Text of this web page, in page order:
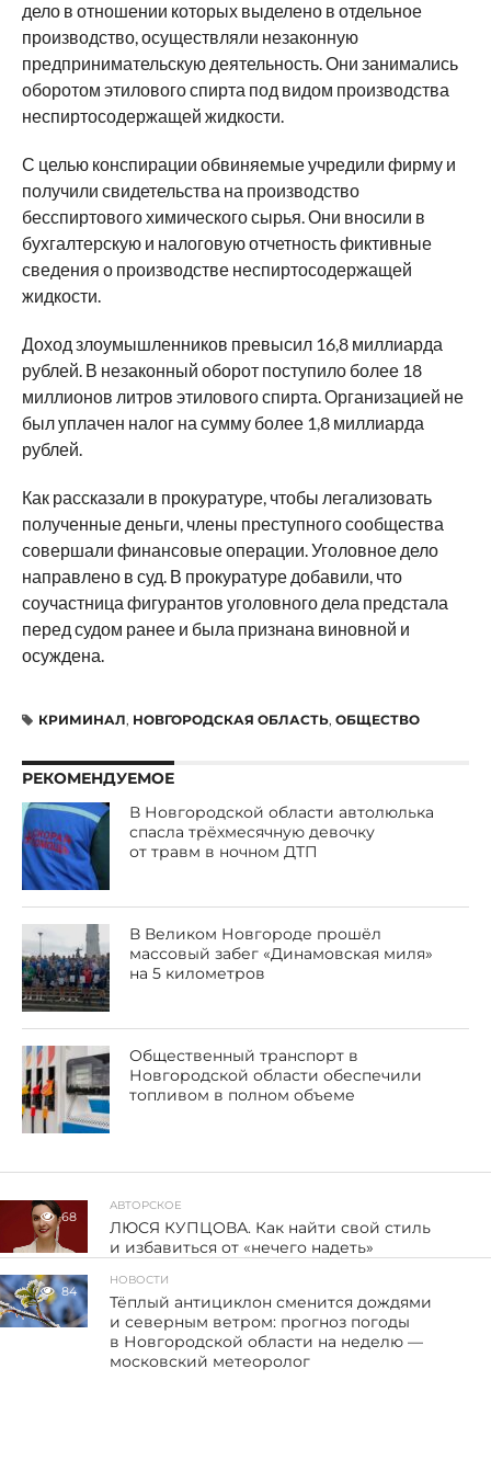
дело в отношении которых выделено в отдельное
производство, осуществляли незаконную
предпринимательскую деятельность. Они занимались
оборотом этилового спирта под видом производства
неспиртосодержащей жидкости.
С целью конспирации обвиняемые учредили фирму и
получили свидетельства на производство
бесспиртового химического сырья. Они вносили в
бухгалтерскую и налоговую отчетность фиктивные
сведения о производстве неспиртосодержащей
жидкости.
Доход злоумышленников превысил 16,8 миллиарда
рублей. В незаконный оборот поступило более 18
миллионов литров этилового спирта. Организацией не
был уплачен налог на сумму более 1,8 миллиарда
рублей.
Как рассказали в прокуратуре, чтобы легализовать
полученные деньги, члены преступного сообщества
совершали финансовые операции. Уголовное дело
направлено в суд. В прокуратуре добавили, что
соучастница фигурантов уголовного дела предстала
перед судом ранее и была признана виновной и
осуждена.
КРИМИНАЛ, НОВГОРОДСКАЯ ОБЛАСТЬ, ОБЩЕСТВО
РЕКОМЕНДУЕМОЕ
В Новгородской области автолюлька
спасла трёхмесячную девочку
от травм в ночном ДТП
В Великом Новгороде прошёл
массовый забег «Динамовская миля»
на 5 километров
Общественный транспорт в
Новгородской области обеспечили
топливом в полном объеме
68
АВТОРСКОЕ
ЛЮСЯ КУПЦОВА. Как найти свой стиль
и избавиться от «нечего надеть»
84
НОВОСТИ
Тёплый антициклон сменится дождями
и северным ветром: прогноз погоды
в Новгородской области на неделю —
московский метеоролог